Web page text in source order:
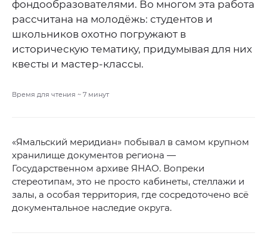
фондообразователями. Во многом эта работа
рассчитана на молодёжь: студентов и
школьников охотно погружают в
историческую тематику, придумывая для них
квесты и мастер-классы.
Время для чтения ~ 7 минут
«Ямальский меридиан» побывал в самом крупном
хранилище документов региона —
Государственном архиве ЯНАО. Вопреки
стереотипам, это не просто кабинеты, стеллажи и
залы, а особая территория, где сосредоточено всё
документальное наследие округа.